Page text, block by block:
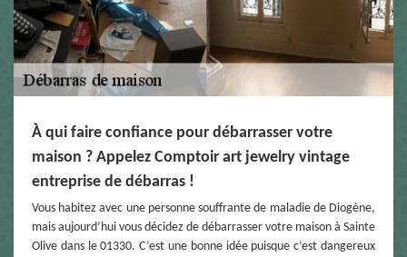
À qui faire confiance pour débarrasser votre
maison ? Appelez Comptoir art jewelry vintage
entreprise de débarras !
Vous habitez avec une personne souffrante de maladie de Diogène,
mais aujourd’hui vous décidez de débarrasser votre maison à Sainte
Olive dans le 01330. C’est une bonne idée puisque c’est dangereux